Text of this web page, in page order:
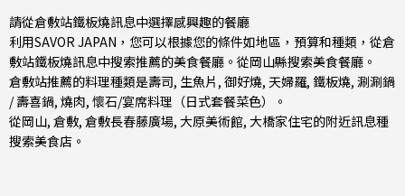
請從倉敷站鐵板燒訊息中選擇感興趣的餐廳
利用SAVOR JAPAN，您可以根據您的條件如地區，預算和種類，從倉
敷站鐵板燒訊息中搜索推薦的美食餐廳。從岡山縣搜索美食餐廳。
倉敷站推薦的料理種類是壽司, 生魚片 , 御好燒, 天婦羅, 鐵板燒, 涮涮鍋
/ 壽喜鍋, 燒肉, 懷石/宴席料理（日式套餐菜色）
。
從岡山, 倉敷, 倉敷長春藤廣場, 大原美術館, 大橋家住宅的附近訊息種
搜索美食店。